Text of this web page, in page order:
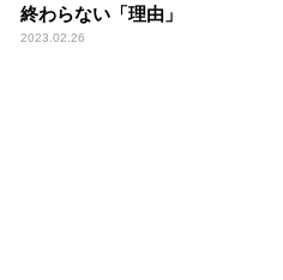
終わらない「理由」
2023.02.26